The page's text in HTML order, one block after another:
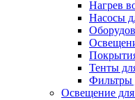
Нагрев
Насосы
Тенты
Фильтры
Освещение для